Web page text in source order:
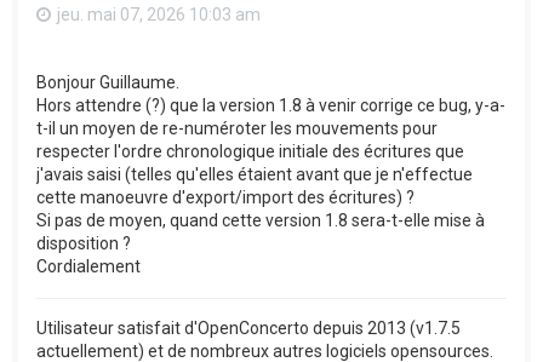
jeu. mai 07, 2026 10:03 am
Bonjour Guillaume.
Hors attendre (?) que la version 1.8 à venir corrige ce bug, y-a-
t-il un moyen de re-numéroter les mouvements pour
respecter l'ordre chronologique initiale des écritures que
j'avais saisi (telles qu'elles étaient avant que je n'effectue
cette manoeuvre d'export/import des écritures) ?
Si pas de moyen, quand cette version 1.8 sera-t-elle mise à
disposition ?
Cordialement
Utilisateur satisfait d'OpenConcerto depuis 2013 (v1.7.5
actuellement) et de nombreux autres logiciels opensources.